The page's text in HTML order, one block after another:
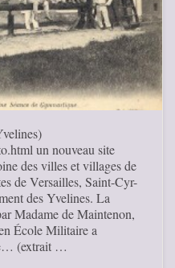
un nouveau site
des villes et villages de
de Versailles, Saint-Cyr-
des Yvelines. La
Madame de Maintenon,
École Militaire a
(extrait …